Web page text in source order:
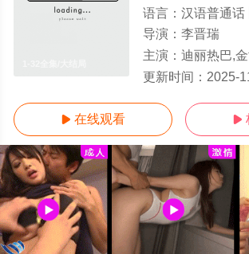
语言： 汉语普通话
导演： 李晋瑞
主演： 迪丽热巴,金世佳,尤勇智,李智,王艺
更新时间： 2025-
 在线观看 